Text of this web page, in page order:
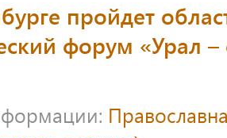
пройдет
форум «Урал